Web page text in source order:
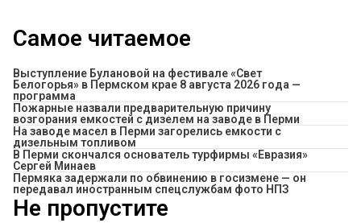
Самое читаемое
Выступление Булановой на фестивале «Свет
Белогорья» в Пермском крае 8 августа 2026 года —
программа
Пожарные назвали предварительную причину
возгорания емкостей с дизелем на заводе в Перми
На заводе масел в Перми загорелись емкости с
дизельным топливом
В Перми скончался основатель турфирмы «Евразия»
Сергей Минаев
Пермяка задержали по обвинению в госизмене — он
передавал иностранным спецслужбам фото НПЗ
Не пропустите